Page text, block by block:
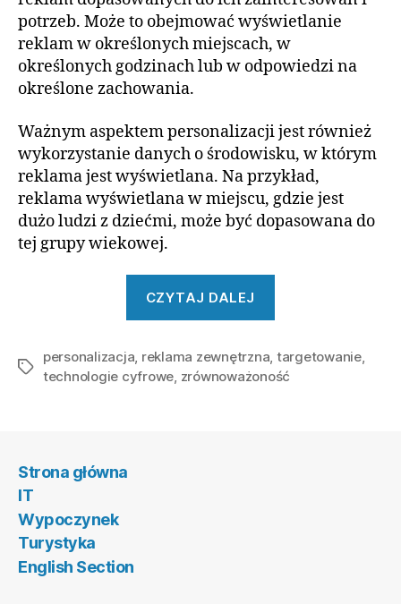
potrzeb. Może to obejmować wyświetlanie
reklam w określonych miejscach, w
określonych godzinach lub w odpowiedzi na
określone zachowania.
Ważnym aspektem personalizacji jest również
wykorzystanie danych o środowisku, w którym
reklama jest wyświetlana. Na przykład,
reklama wyświetlana w miejscu, gdzie jest
dużo ludzi z dziećmi, może być dopasowana do
tej grupy wiekowej.
CZYTAJ DALEJ
trendy
w
Tagi
personalizacja, reklama zewnętrzna, targetowanie,
technologie cyfrowe, zrównoważoność
Strona główna
IT
Wypoczynek
Turystyka
English Section